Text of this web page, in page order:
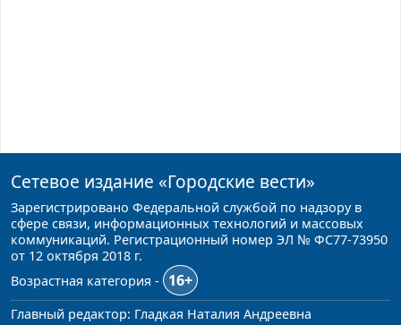
Сетевое издание «Городские вести»
Зарегистрировано Федеральной службой по надзору в
сфере связи, информационных технологий и массовых
коммуникаций. Регистрационный номер ЭЛ № ФС77-73950
от 12 октября 2018 г.
Возрастная категория -
16+
Главный редактор: Гладкая Наталия Андреевна